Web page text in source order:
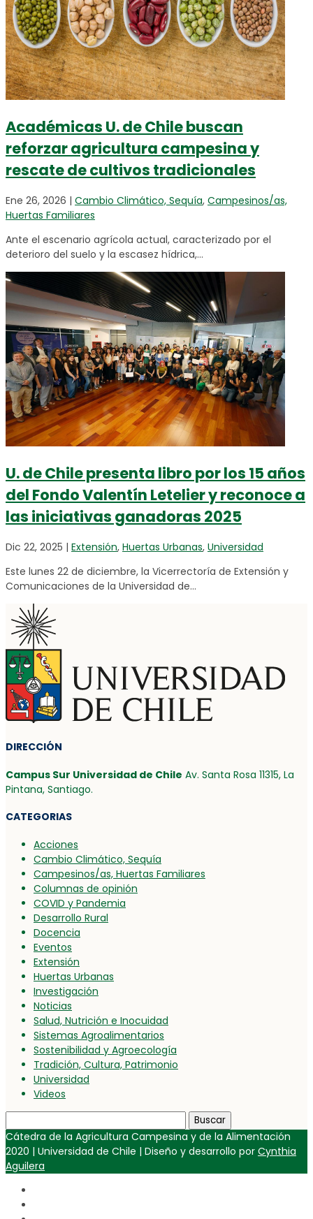
Académicas U. de Chile buscan
reforzar agricultura campesina y
rescate de cultivos tradicionales
Ene 26, 2026 | Cambio Climático, Sequía, Campesinos/as,
Huertas Familiares
Ante el escenario agrícola actual, caracterizado por el
deterioro del suelo y la escasez hídrica,...
U. de Chile presenta libro por los 15 años
del Fondo Valentín Letelier y reconoce a
las iniciativas ganadoras 2025
Dic 22, 2025 | Extensión, Huertas Urbanas, Universidad
Este lunes 22 de diciembre, la Vicerrectoría de Extensión y
Comunicaciones de la Universidad de...
DIRECCIÓN
Campus Sur Universidad de Chile Av. Santa Rosa 11315, La
Pintana, Santiago.
CATEGORIAS
Acciones
Cambio Climático, Sequía
Campesinos/as, Huertas Familiares
Columnas de opinión
COVID y Pandemia
Desarrollo Rural
Docencia
Eventos
Extensión
Huertas Urbanas
Investigación
Noticias
Salud, Nutrición e Inocuidad
Sistemas Agroalimentarios
Sostenibilidad y Agroecología
Tradición, Cultura, Patrimonio
Universidad
Videos
Cátedra de la Agricultura Campesina y de la Alimentación
2020 | Universidad de Chile | Diseño y desarrollo por Cynthia
Aguilera